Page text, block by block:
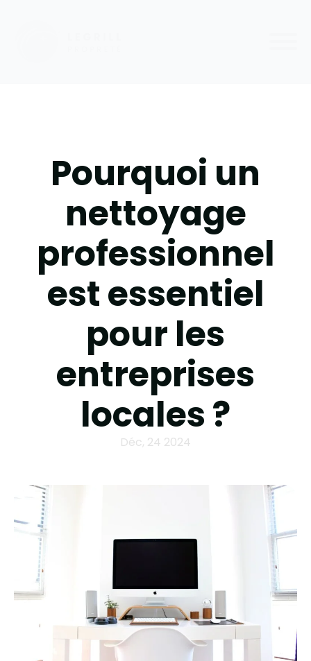
Pourquoi un
nettoyage
professionnel
est essentiel
pour les
entreprises
locales ?
Déc, 24 2024